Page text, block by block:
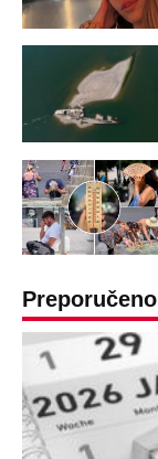
OD NAVODNOG
GENERAL
HRVATI GA
UBIJAO!